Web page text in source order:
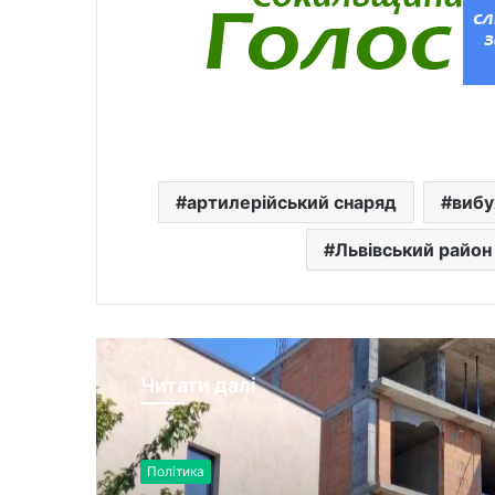
артилерійський снаряд
Львівський район
Читати далі
Політика